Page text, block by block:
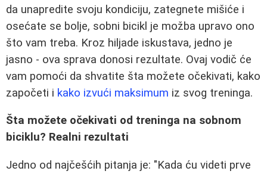
da unapredite svoju kondiciju, zategnete mišiće i
osećate se bolje, sobni bicikl je možba upravo ono
što vam treba. Kroz hiljade iskustava, jedno je
jasno - ova sprava donosi rezultate. Ovaj vodič će
vam pomoći da shvatite šta možete očekivati, kako
započeti i kako izvući maksimum iz svog treninga.
Šta možete očekivati od treninga na sobnom
biciklu? Realni rezultati
Jedno od najčešćih pitanja je: "Kada ću videti prve